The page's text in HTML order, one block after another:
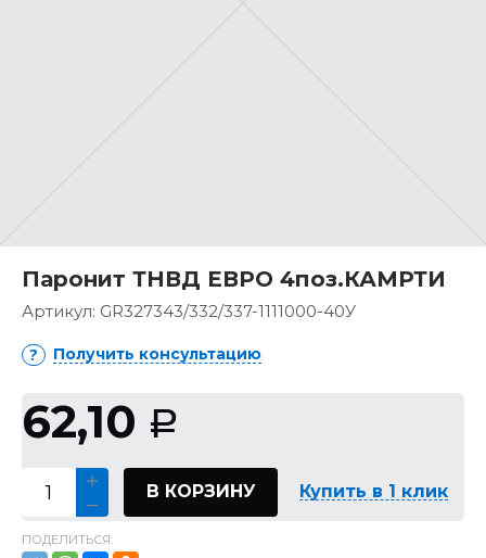
Паронит ТНВД ЕВРО 4поз.КАМРТИ
Артикул: GR327343/332/337-1111000-40У
Получить консультацию
62,10 Р
В КОРЗИНУ Купить в 1 клик
ПОДЕЛИТЬСЯ: